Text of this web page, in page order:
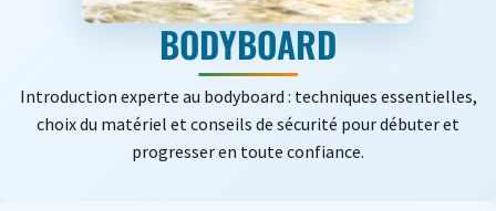
BODYBOARD
Introduction experte au bodyboard : techniques essentielles,
choix du matériel et conseils de sécurité pour débuter et
progresser en toute confiance.